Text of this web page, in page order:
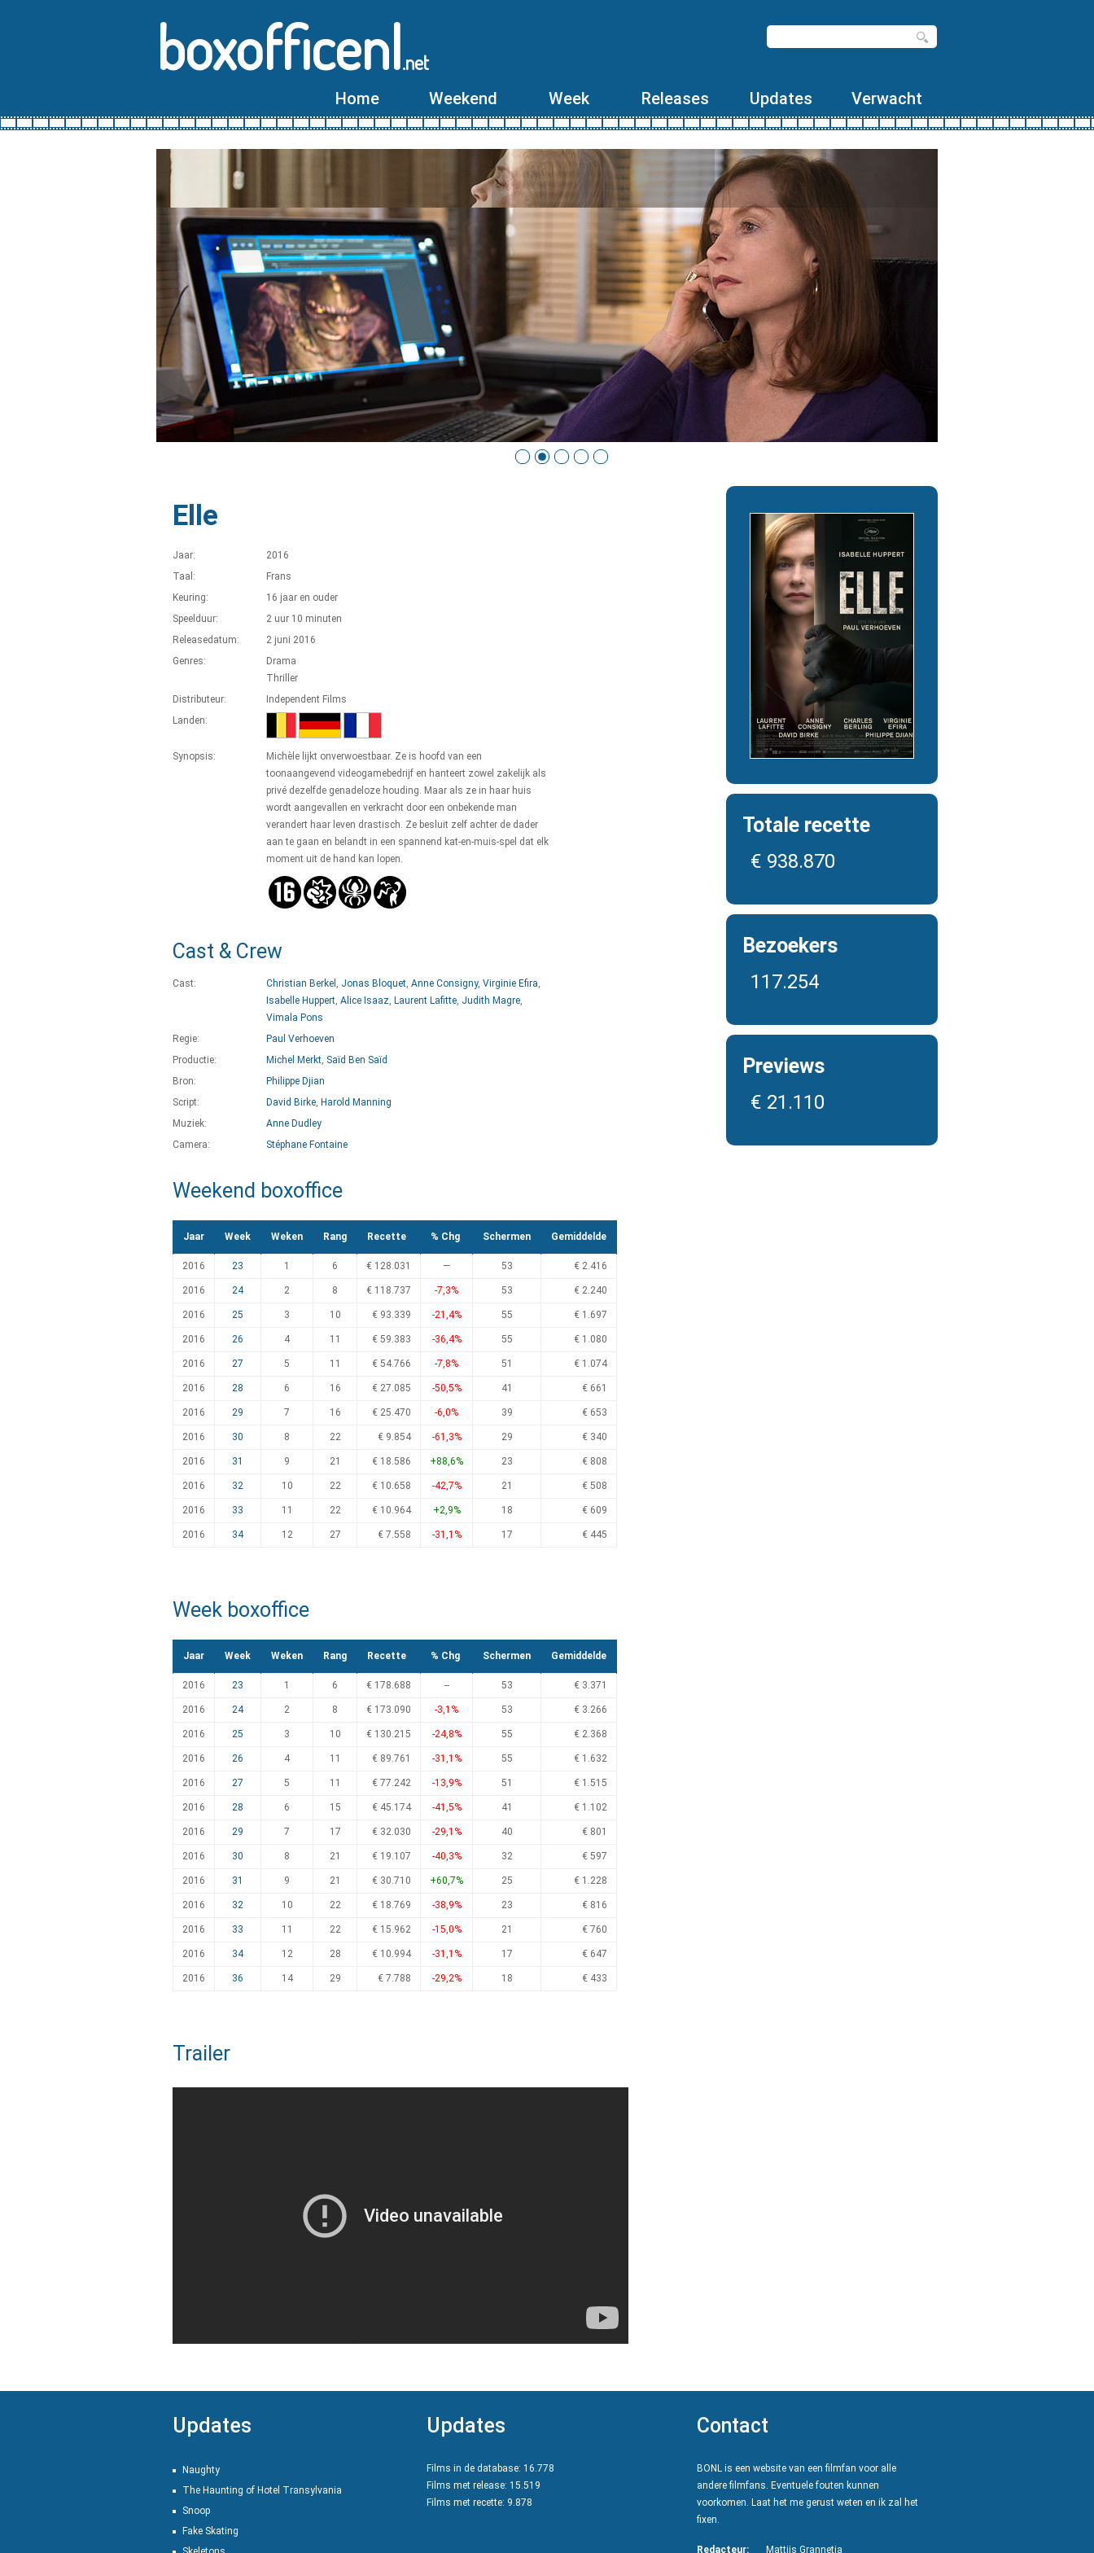
boxofficenl.net
Home Weekend Week Releases Updates Verwacht
Elle
Jaar:
2016
Taal:
Frans
Keuring:
16 jaar en ouder
Speelduur:
2 uur 10 minuten
Releasedatum:
2 juni 2016
Genres:
Drama
Thriller
Distributeur:
Independent Films
Landen:
Synopsis:
Michèle lijkt onverwoestbaar. Ze is hoofd van een
toonaangevend videogamebedrijf en hanteert zowel zakelijk als
privé dezelfde genadeloze houding. Maar als ze in haar huis
wordt aangevallen en verkracht door een onbekende man
verandert haar leven drastisch. Ze besluit zelf achter de dader
aan te gaan en belandt in een spannend kat-en-muis-spel dat elk
moment uit de hand kan lopen.
Cast & Crew
Cast: Christian Berkel , Jonas Bloquet, Anne Consigny, Virginie Efira,
Isabelle Huppert, Alice Isaaz, Laurent Lafitte, Judith Magre,
Vimala Pons
Regie:
Paul Verhoeven
Productie:
Michel Merkt, Saïd Ben Saïd
Bron:
Philippe Djian
Script:
David Birke, Harold Manning
Muziek:
Anne Dudley
Camera:
Stéphane Fontaine
Weekend boxoffice
Jaar Week Weken Rang Recette % Chg Schermen Gemiddelde
2016 23 1 6 € 128.031 — 53 € 2.416
2016 24 2 8 € 118.737 -7,3% 53 € 2.240
2016 25 3 10 € 93.339 -21,4% 55 € 1.697
2016 26 4 11 € 59.383 -36,4% 55 € 1.080
2016 27 5 11 € 54.766 -7,8% 51 € 1.074
2016 28 6 16 € 27.085 -50,5% 41 € 661
2016 29 7 16 € 25.470 -6,0% 39 € 653
2016 30 8 22 € 9.854 -61,3% 29 € 340
2016 31 9 21 € 18.586 +88,6% 23 € 808
2016 32 10 22 € 10.658 -42,7% 21 € 508
2016 33 11 22 € 10.964 +2,9% 18 € 609
2016 34 12 27 € 7.558 -31,1% 17 € 445
Week boxoffice
Jaar Week Weken Rang Recette % Chg Schermen Gemiddelde
2016 23 1 6 € 178.688 -- 53 € 3.371
2016 24 2 8 € 173.090 -3,1% 53 € 3.266
2016 25 3 10 € 130.215 -24,8% 55 € 2.368
2016 26 4 11 € 89.761 -31,1% 55 € 1.632
2016 27 5 11 € 77.242 -13,9% 51 € 1.515
2016 28 6 15 € 45.174 -41,5% 41 € 1.102
2016 29 7 17 € 32.030 -29,1% 40 € 801
2016 30 8 21 € 19.107 -40,3% 32 € 597
2016 31 9 21 € 30.710 +60,7% 25 € 1.228
2016 32 10 22 € 18.769 -38,9% 23 € 816
2016 33 11 22 € 15.962 -15,0% 21 € 760
2016 34 12 28 € 10.994 -31,1% 17 € 647
2016 36 14 29 € 7.788 -29,2% 18 € 433
Trailer
Totale recette
€ 938.870
Bezoekers
117.254
Previews
€ 21.110
Updates
Naughty
The Haunting of Hotel Transylvania
Snoop
Fake Skating
Updates
Films in de database: 16.778
Films met release: 15.519
Films met recette: 9.878
Contact
BONL is een website van een filmfan voor alle
andere filmfans. Eventuele fouten kunnen
voorkomen. Laat het me gerust weten en ik zal het
fixen.
Redacteur: Mattijs Grannetia